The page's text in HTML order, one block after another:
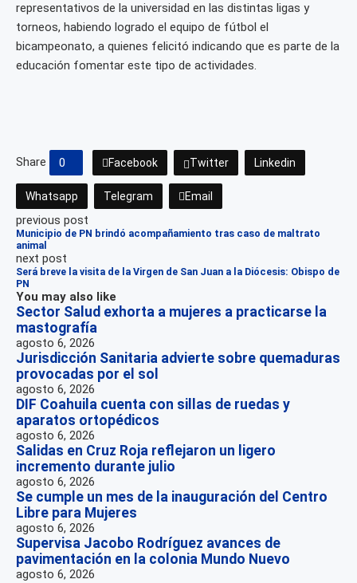
representativos de la universidad en las distintas ligas y
torneos, habiendo logrado el equipo de fútbol el
bicampeonato, a quienes felicitó indicando que es parte de la
educación fomentar este tipo de actividades.
Share 0 Facebook Twitter Linkedin
Whatsapp Telegram Email
previous post
Municipio de PN brindó acompañamiento tras caso de maltrato
animal
next post
Será breve la visita de la Virgen de San Juan a la Diócesis: Obispo de
PN
You may also like
Sector Salud exhorta a mujeres a practicarse la
mastografía
agosto 6, 2026
Jurisdicción Sanitaria advierte sobre quemaduras
provocadas por el sol
agosto 6, 2026
DIF Coahuila cuenta con sillas de ruedas y
aparatos ortopédicos
agosto 6, 2026
Salidas en Cruz Roja reflejaron un ligero
incremento durante julio
agosto 6, 2026
Se cumple un mes de la inauguración del Centro
Libre para Mujeres
agosto 6, 2026
Supervisa Jacobo Rodríguez avances de
pavimentación en la colonia Mundo Nuevo
agosto 6, 2026